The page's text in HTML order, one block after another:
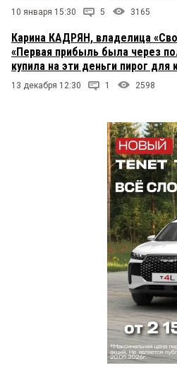
10 января 15:30 5 3165
Карина КАДРЯН, владелица
«Первая прибыль была через
купила на эти деньги пирог
13 декабря 12:30 1 2598